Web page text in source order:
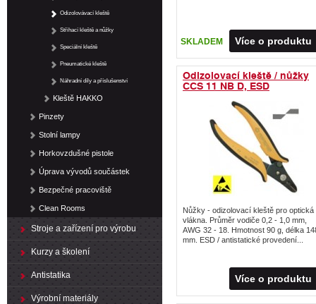
SKLADEM Více o produktu
Odizolovací kleště / nůžky
CCS 11 NB D, ESD
Nůžky - odizolovací kleště pro optická
vlákna. Průměr vodiče 0,2 - 1,0 mm,
AWG 32 - 18. Hmotnost 90 g, délka
mm. ESD / antistatické provedení...
Více o produktu
Odizolovávací kleště
Střihací kleště a nůžky
Speciální kleště
Pneumatické kleště
Náhradní díly a příslušenství
Kleště HAKKO
Pinzety
Stolní lampy
Horkovzdušné pistole
Úprava vývodů součástek
Bezpečné pracoviště
Clean Rooms
Stroje a zařízení pro výrobu
Kurzy a školení
Antistatika
Výrobní materiály